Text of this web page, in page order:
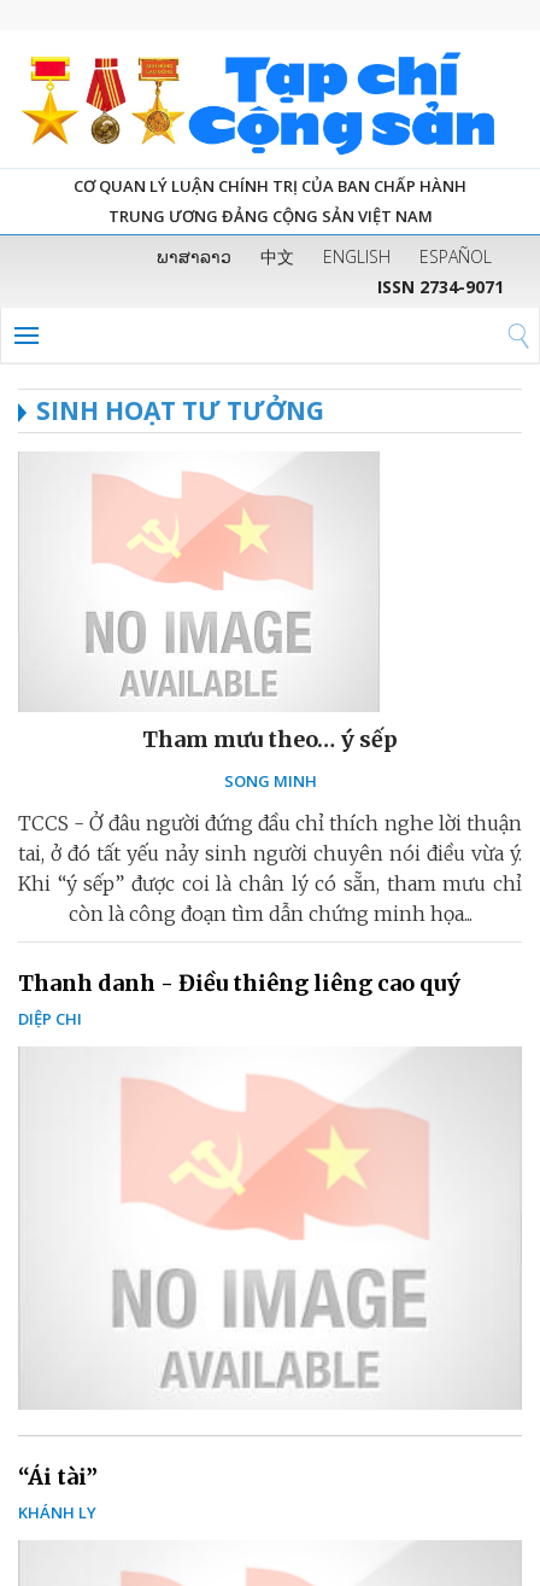
CƠ QUAN LÝ LUẬN CHÍNH TRỊ CỦA BAN CHẤP HÀNH
TRUNG ƯƠNG ĐẢNG CỘNG SẢN VIỆT NAM
ພາສາລາວ 中文 ENGLISH
ESPAÑOL
ISSN 2734-9071
SINH HOẠT TƯ TƯỞNG
Tham mưu theo… ý sếp
SONG MINH
TCCS - Ở đâu người đứng đầu chỉ thích nghe lời thuận
tai, ở đó tất yếu nảy sinh người chuyên nói điều vừa ý.
Khi “ý sếp” được coi là chân lý có sẵn, tham mưu chỉ
còn là công đoạn tìm dẫn chứng minh họa...
Thanh danh - Điều thiêng liêng cao quý
DIỆP CHI
“Ái tài”
KHÁNH LY